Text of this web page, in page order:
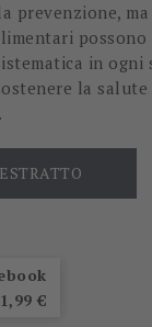
prevenzione,
possono
in ogni
la
€